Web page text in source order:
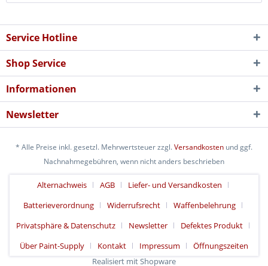
Service Hotline
Shop Service
Informationen
Newsletter
* Alle Preise inkl. gesetzl. Mehrwertsteuer zzgl.Versandkosten und ggf.
Nachnahmegebühren, wenn nicht anders beschrieben
Alternachweis AGB
Liefer- und Versandkosten
Batterieverordnung
Widerrufsrecht
Waffenbelehrung
Privatsphäre & Datenschutz
Newsletter
Defektes Produkt
Über Paint-Supply
Kontakt Impressum
Öffnungszeiten
Realisiert mit Shopware